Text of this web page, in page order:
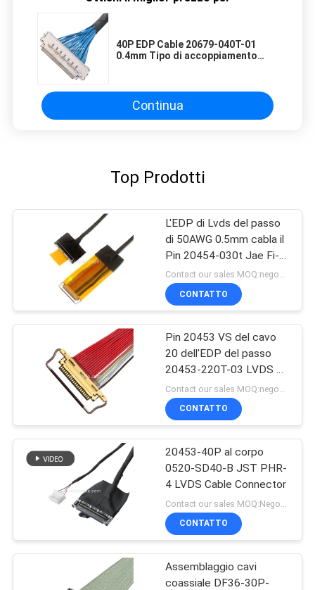
40P EDP Cable 20679-040T-01
0.4mm Tipo di accoppiamento
Continua
Top Prodotti
L'EDP di Lvds del passo
di 50AWG 0.5mm cabla il
Pin 20454-030t Jae Fi-
D44c2-E di 30
Contact our sales MOQ:negoziabile
CONTATTO
Pin 20453 VS del cavo
20 dell'EDP del passo
20453-220T-03 LVDS di
0.5mm
Contact our sales MOQ:negoziabile
CONTATTO
20453-40P al corpo
0520-SD40-B JST PHR-
4 LVDS Cable Connector
CONTATTO
Assemblaggio cavi
coassiale DF36-30P-